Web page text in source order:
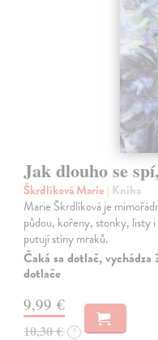
Jak dlouho se
Škrdlíková Marie | Kniha
Marie Škrdlíková je
půdou, kořeny, stonky, listy
putují stíny mraků.
Čaká sa dotlač,
dotlače
9,99 €
10,30 € ?